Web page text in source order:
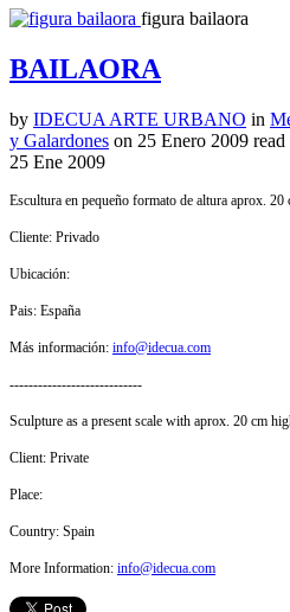
figura bailaora
BAILAORA
by IDECUA ARTE URBANO in
y Galardones on 25 Enero 2009 read
25 Ene 2009
Escultura en pequeño formato de altura aprox. 20
Cliente: Privado
Ubicación:
Pais: España
Más información: info@idecua.com
----------------------------
Sculpture as a present scale with aprox. 20 cm
Client: Private
Place:
Country: Spain
More Information: info@idecua.com